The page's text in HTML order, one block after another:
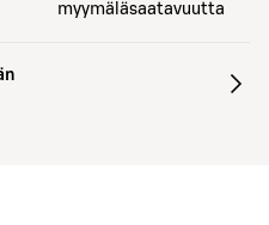
myymäläsaatavuutta